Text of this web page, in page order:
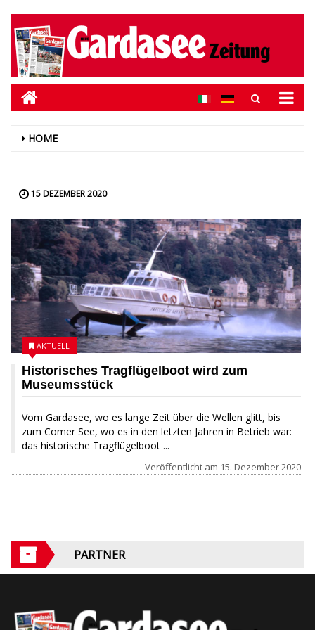
HOME
15 DEZEMBER 2020
Historisches Tragflügelboot wird zum
Museumsstück
Vom Gardasee, wo es lange Zeit über die Wellen glitt, bis
zum Comer See, wo es in den letzten Jahren in Betrieb war:
das historische Tragflügelboot ...
AKTUELL
Veröffentlicht am 15. Dezember 2020
PARTNER